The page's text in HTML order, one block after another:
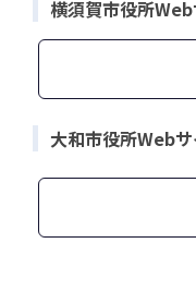
横須賀市役所Web
大和市役所Webサ